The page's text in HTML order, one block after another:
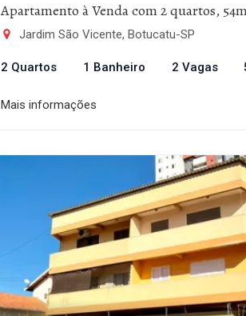
Apartamento à Venda com 2 quartos,
Jardim São Vicente, Botucatu-SP
2 Quartos 1 Banheiro 2 Vagas
Mais informações